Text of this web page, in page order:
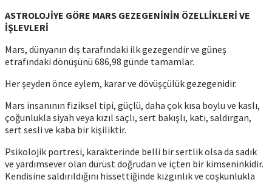
ASTROLOJİYE GÖRE MARS GEZEGENİNİN ÖZELLİKLERİ VE
İŞLEVLERİ
Mars, dünyanın dış tarafındaki ilk gezegendir ve güneş
etrafındaki dönüşünü 686,98 günde tamamlar.
Her şeyden önce eylem, karar ve dövüşçülük gezegenidir.
Mars insanının fiziksel tipi, güçlü, daha çok kısa boylu ve kaslı,
çoğunlukla siyah veya kızıl saçlı, sert bakışlı, katı, saldırgan,
sert sesli ve kaba bir kişiliktir.
Psikolojik portresi, karakterinde belli bir sertlik olsa da sadık
ve yardımsever olan dürüst doğrudan ve içten bir kimseninkidir.
Kendisine saldırıldığını hissettiğinde kızgınlık ve coşkunlukla